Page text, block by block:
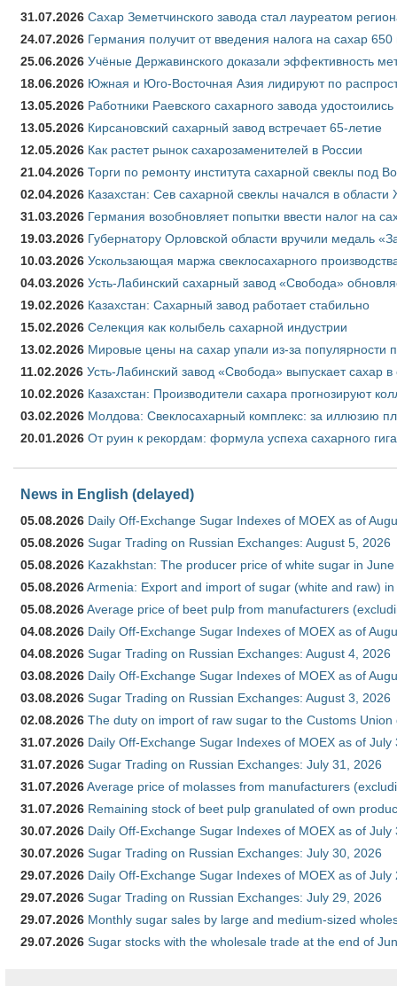
31.07.2026 Сахар Земетчинского завода стал лауреатом
24.07.2026 Германия получит от введения налога на сахар
25.06.2026 Учёные Державинского доказали эффективность
18.06.2026 Южная и Юго-Восточная Азия лидируют по
13.05.2026 Работники Раевского сахарного завода удостоились
13.05.2026 Кирсановский сахарный завод встречает 65-летие
12.05.2026 Как растет рынок сахарозаменителей в России
21.04.2026 Торги по ремонту института сахарной свеклы под
02.04.2026 Казахстан: Сев сахарной свеклы начался в области
31.03.2026 Германия возобновляет попытки ввести налог на
19.03.2026 Губернатору Орловской области вручили медаль
10.03.2026 Ускользающая маржа свеклосахарного
04.03.2026 Усть-Лабинский сахарный завод «Свобода»
19.02.2026 Казахстан: Сахарный завод работает стабильно
15.02.2026 Селекция как колыбель сахарной индустрии
13.02.2026 Мировые цены на сахар упали из-за популярности
11.02.2026 Усть-Лабинский завод «Свобода» выпускает сахар в
10.02.2026 Казахстан: Производители сахара прогнозируют
03.02.2026 Молдова: Свеклосахарный комплекс: за иллюзию
20.01.2026 От руин к рекордам: формула успеха сахарного
News in English (delayed)
05.08.2026 Daily Off-Exchange Sugar Indexes of MOEX as of
05.08.2026 Sugar Trading on Russian Exchanges: August 5, 2026
05.08.2026 Kazakhstan: The producer price of white sugar in
05.08.2026Armenia: Export and import of sugar (white and raw)
05.08.2026Average price of beet pulp from manufacturers
04.08.2026 Daily Off-Exchange Sugar Indexes of MOEX as of
04.08.2026 Sugar Trading on Russian Exchanges: August 4, 2026
03.08.2026 Daily Off-Exchange Sugar Indexes of MOEX as of
03.08.2026 Sugar Trading on Russian Exchanges: August 3, 2026
02.08.2026 The duty on import of raw sugar to the Customs
31.07.2026 Daily Off-Exchange Sugar Indexes of MOEX as of July
31.07.2026 Sugar Trading on Russian Exchanges: July 31, 2026
31.07.2026Average price of molasses from manufacturers
31.07.2026 Remaining stock of beet pulp granulated of own
30.07.2026 Daily Off-Exchange Sugar Indexes of MOEX as of July
30.07.2026 Sugar Trading on Russian Exchanges: July 30, 2026
29.07.2026 Daily Off-Exchange Sugar Indexes of MOEX as of July
29.07.2026 Sugar Trading on Russian Exchanges: July 29, 2026
29.07.2026 Monthly sugar sales by large and medium-sized
29.07.2026 Sugar stocks with the wholesale trade at the end of